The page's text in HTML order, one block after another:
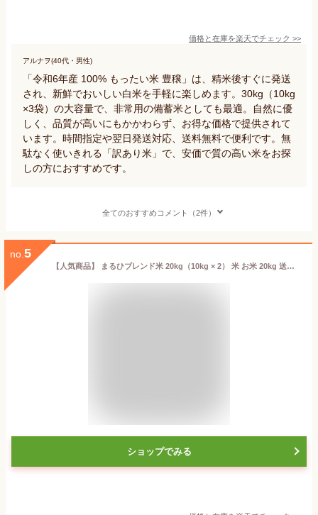
価格と在庫を楽天でチェック >>
アルナヲ(40代・男性)
「令和6年産 100% もったい米 豊穣」は、精米後すぐに発送
され、新鮮でおいしい白米を手軽に楽しめます。30kg（10kg
×3袋）の大容量で、非常用の備蓄米としても最適。自然に優
しく、品質が高いにもかかわらず、お得な価格で提供されて
います。時間指定や翌日発送対応、送料無料で便利です。無
駄なく使いきれる「訳あり米」で、安価で質の高い米をお探
しの方におすすめです。
全てのおすすめコメント（2件）
no. 5
【人気商品】 まるひブレンド米 20kg（10kg × 2） 米 お米 20kg 送料無料 業務用米 備蓄米 ブレンド米 白米 精米 業務用 20キロ こめ ブレンド米 訳あり米 オリジナル米 コシヒカリ ヒノヒカリ あきたこまち お米のまるひ
ショップでみる